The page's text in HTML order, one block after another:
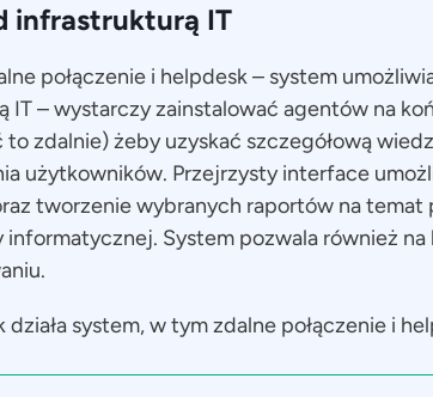
infrastrukturą IT
połączenie i helpdesk – system
IT – wystarczy zainstalować agentów na
zdalnie) żeby uzyskać szczegółową
użytkowników. Przejrzysty interface
tworzenie wybranych raportów na temat
System pozwala również
system, w tym zdalne połączenie i